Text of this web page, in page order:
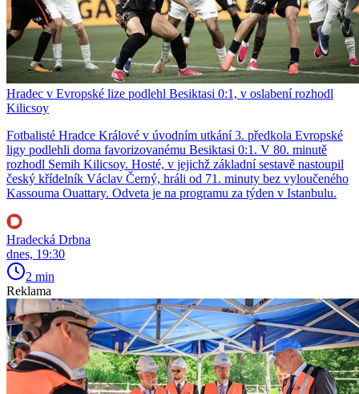
Hradec v Evropské lize podlehl Besiktasi 0:1, v oslabení rozhodl
Kilicsoy
Fotbalisté Hradce Králové v úvodním utkání 3. předkola Evropské
ligy podlehli doma favorizovanému Besiktasi 0:1. V 80. minutě
rozhodl Semih Kilicsoy. Hosté, v jejichž základní sestavě nastoupil
český křídelník Václav Černý, hráli od 71. minuty bez vyloučeného
Kassouma Ouattary. Odveta je na programu za týden v Istanbulu.
Hradecká Drbna
dnes, 19:30
2 min
Reklama